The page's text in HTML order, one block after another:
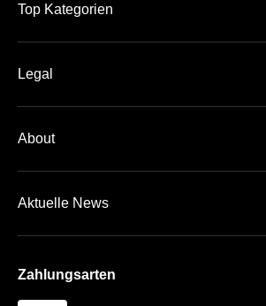
Top Kategorien
Travel
Legal
Impressum
About
Aktuelle News
Zahlungsarten